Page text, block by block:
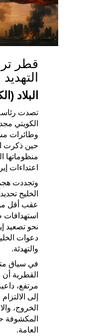
قطر
البلاد
تصدت
الكويتي
وطائرات
حين ذكرت
منظوماتها
اعتداءات
وتجددت
الخليج
نحو تصعيد
دعوات
والتهدئة.
في سياق
القطرية
مرتفع،
إلى
الخروج،
المكشوفة
العامة.